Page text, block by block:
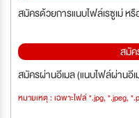
สมัครด้วยการแนบไฟล์เรซูเม่ ห
สมัค
สมัครผ่านอีเมล (แนบไฟล์ผ่านอี
หมายเหตุ : เฉพาะไฟล์ *.jpg, *.jpeg,